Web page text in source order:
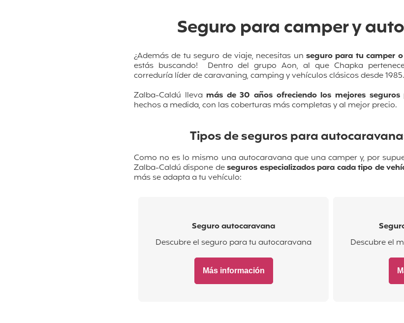
Seguro para camper y
¿Además de tu seguro de viaje, necesitas un seguro para tu camper
estás buscando!
Dentro del grupo Aon, al que Chapka
correduría líder decaravaning, camping y vehículos clásicos desde 1985.
Zalba-Caldú lleva más de 30 años ofreciendo los mejores
hechos a medida, con las coberturas más completas y al mejor precio.
Tipos de seguros para
Como no es lo mismo una autocaravana que una camper y, por
Zalba-Caldú dispone deseguros especializados para cada tipo de
más se adapta a tu vehículo:
Seguro autocaravana
Descubre el seguro para tu autocaravana
Más información
Descubre el